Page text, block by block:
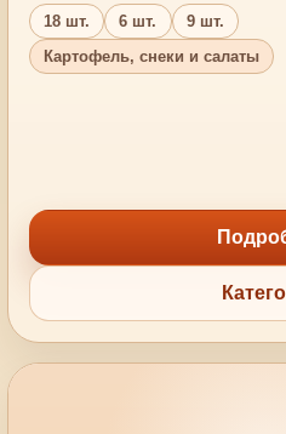
18 шт.
6 шт.
9 шт.
Картофель, снеки и салаты